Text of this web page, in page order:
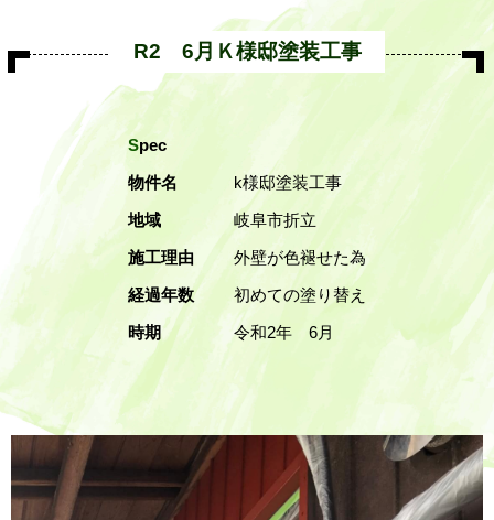
R2 6月Ｋ様邸塗装工事
Spec
物件名
k様邸塗装工事
地域
岐阜市折立
施工理由
外壁が色褪せた為
経過年数
初めての塗り替え
時期
令和2年 6月